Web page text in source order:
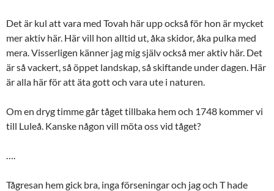
Det är kul att vara med Tovah här upp också för hon är mycket
mer aktiv här. Här vill hon alltid ut, åka skidor, åka pulka med
mera. Visserligen känner jag mig själv också mer aktiv här. Det
är så vackert, så öppet landskap, så skiftande under dagen. Här
är alla här för att äta gott och vara ute i naturen.
Om en dryg timme går tåget tillbaka hem och 1748 kommer vi
till Luleå. Kanske någon vill möta oss vid tåget?
….
Tågresan hem gick bra, inga förseningar och jag och T hade